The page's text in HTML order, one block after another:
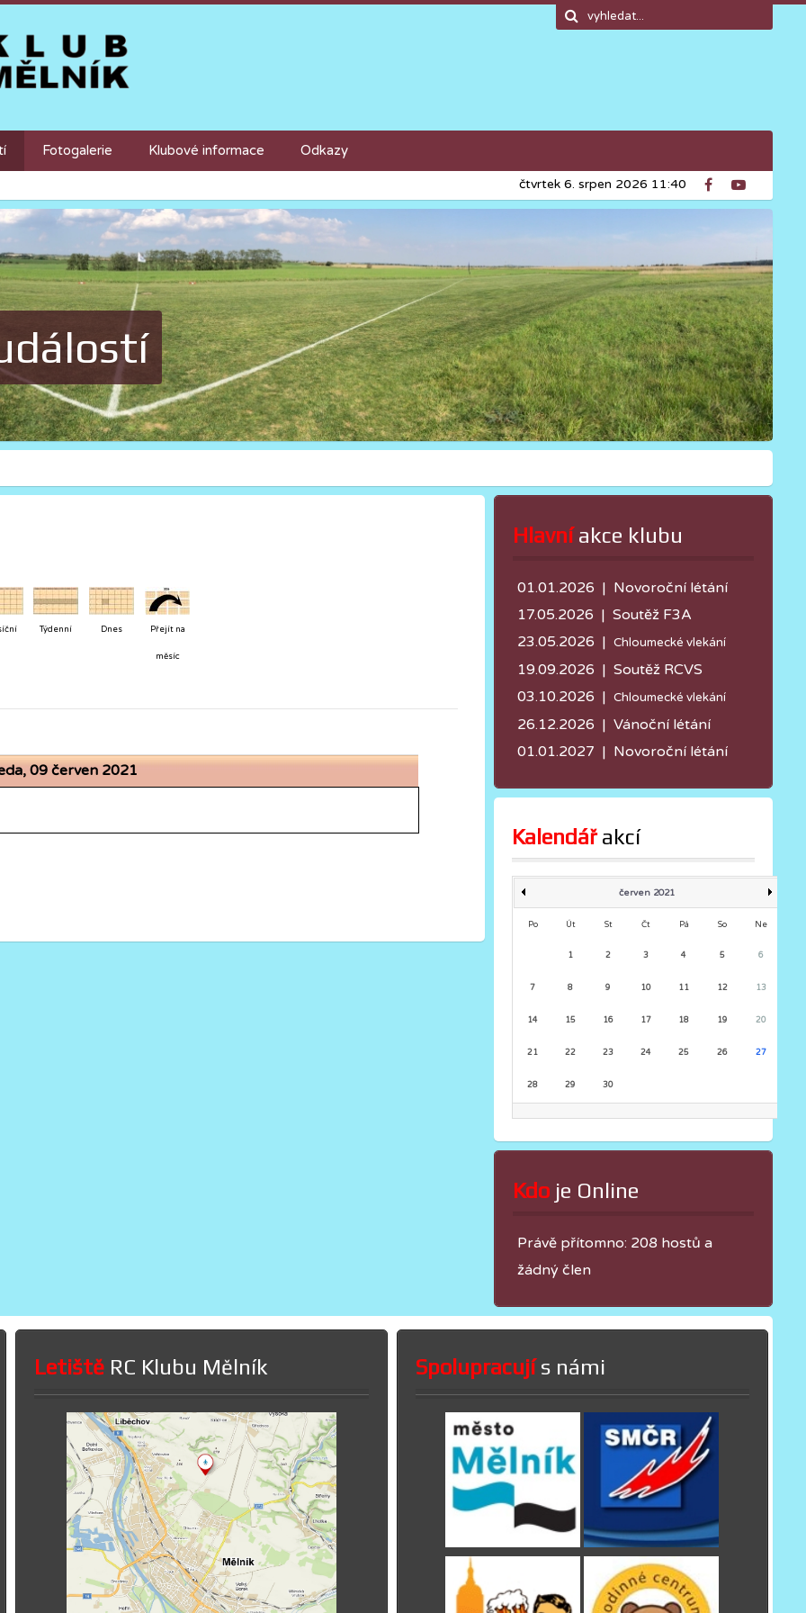
Fotogalerie Klubové informace Odkazy
čtvrtek 6. srpen 2026 11:40
Týdenní Dnes Přejít na
měsíc
09 červen 2021
Hlavní akce klubu
01.01.2026 | Novoroční létání
17.05.2026 | Soutěž F3A
23.05.2026 | Chloumecké vlekání
19.09.2026 | Soutěž RCVS
03.10.2026 | Chloumecké vlekání
26.12.2026 | Vánoční létání
01.01.2027 | Novoroční létání
Kalendář akcí
červen 2021
Po Út St Čt Pá So Ne
1 2 3 4 5 6
7 8 9 10 11 12 13
14 15 16 17 18 19 20
21 22 23 24 25 26 27
28 29 30
Kdo je Online
Právě přítomno: 208 hostů a
žádný člen
Letiště RC Klubu Mělník Spolupracujís námi